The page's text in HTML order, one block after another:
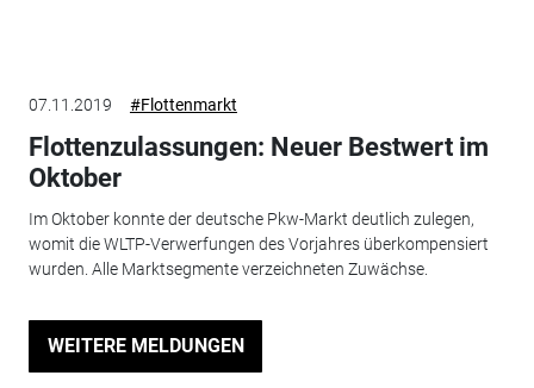
07.11.2019 #Flottenmarkt
Flottenzulassungen: Neuer Bestwert im
Oktober
Im Oktober konnte der deutsche Pkw-Markt deutlich zulegen,
womit die WLTP-Verwerfungen des Vorjahres überkompensiert
wurden. Alle Marktsegmente verzeichneten Zuwächse.
WEITERE MELDUNGEN